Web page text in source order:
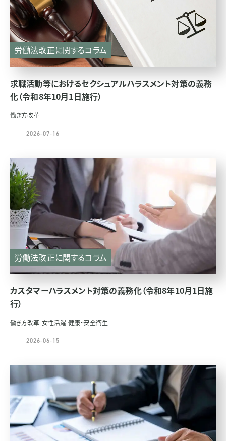
労働法改正に関するコラム
求職活動等におけるセクシュアルハラスメント対策の義務
化（令和8年10月1日施行）
働き方改革
2026-07-16
労働法改正に関するコラム
カスタマーハラスメント対策の義務化（令和8年10月1日施
行）
働き方改革 女性活躍 健康・安全衛生
2026-06-15